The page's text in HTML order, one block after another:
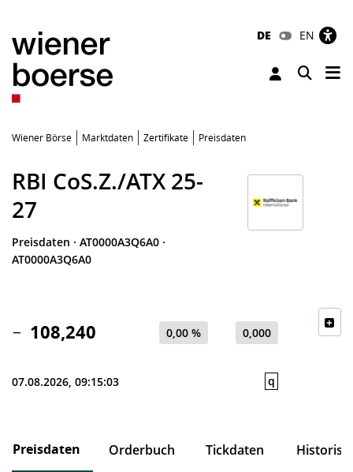
DE EN
Toggle
Wiener Börse Marktdaten Zertifikate Preisdaten
RBI CoS.Z./ATX 25-
27
Preisdaten · AT0000A3Q6A0 ·
AT0000A3Q6A0
108,240 0,00 % 0,000
07.08.2026, 09:15:03 q
Preisdaten Orderbuch Tickdaten